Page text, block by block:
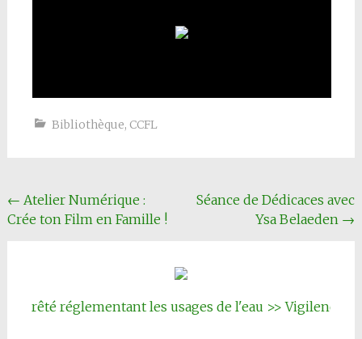
Bibliothèque, CCFL
Navigation
Article
← Atelier Numérique :
Crée ton Film en Famille !
Séance de Dédicaces avec
Ysa Belaeden →
réglementant les usages de l'eau >> Vigilence